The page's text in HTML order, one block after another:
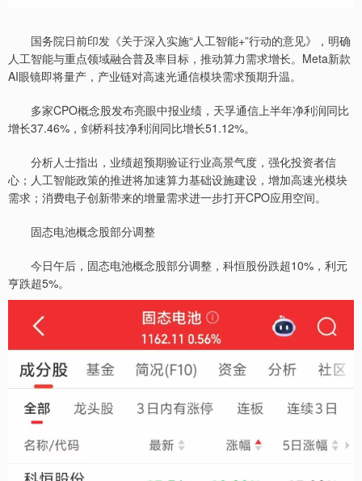
国务院日前印发《关于深入实施“人工智能+”行动的意见》，明确
人工智能与重点领域融合普及率目标，推动算力需求增长。Meta新款
AI眼镜即将量产，产业链对高速光通信模块需求预期升温。
多家CPO概念股发布亮眼中报业绩，天孚通信上半年净利润同比
增长37.46%，剑桥科技净利润同比增长51.12%。
分析人士指出，业绩超预期验证行业高景气度，强化投资者信
心；人工智能政策的推进将加速算力基础设施建设，增加高速光模块
需求；消费电子创新带来的增量需求进一步打开CPO应用空间。
固态电池概念股部分调整
今日午后，固态电池概念股部分调整，科恒股份跌超10%，利元
亨跌超5%。